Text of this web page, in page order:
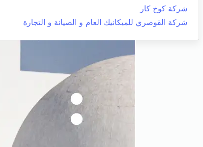
شركة كوخ كار
شركة القوصري للميكانيك العام و الصيانة و التجارة